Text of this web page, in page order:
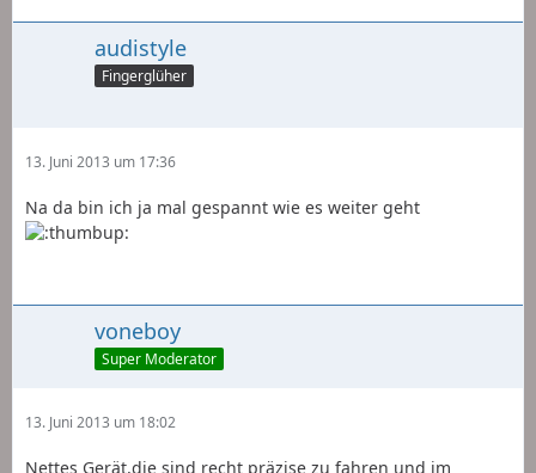
audistyle
Fingerglüher
13. Juni 2013 um 17:36
Na da bin ich ja mal gespannt wie es weiter geht
voneboy
Super Moderator
13. Juni 2013 um 18:02
Nettes Gerät,die sind recht präzise zu fahren und im